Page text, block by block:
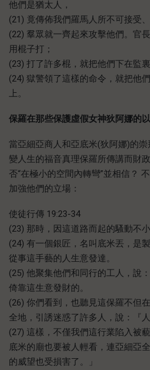
他們是猶太人，
(21) 竟傳佈我們羅馬人所不可接受
(22) 羣眾就一齊起來攻擊他們。官
用棍子打；
(23) 打了許多棍，就把他們下在監
(24) 獄警領了這樣的命令，就把他
上。
保羅在那些保護虛假女神狄阿娜的
當亞細亞商人和亞底米(狄阿娜)的
變人生的福音真理保羅所傳講而財
否“在極小的空間內轉彎”並相信？
加強他們的立場：
使徒行傳 19:23-34
(23) 那時，因這道路而起的騷動不小
(24) 有一個銀匠，名叫底米丟，是
從事這手藝的人生意發達。
(25) 他聚集他們和同行的工人，說
倚靠這生意發財的。
(26) 你們看到，也聽見這保羅不但
全地，引誘迷惑了許多人，說：『
(27) 這樣，不僅我們這行業陷入被
底米的廟也要被人輕看，連亞細亞
的威望也受損害了。」